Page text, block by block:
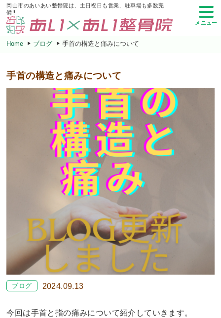
岡山市のあいあい整骨院は、土日祝日も営業、駐車場も多数完
備!!
メニュー
Home ブログ 手首の構造と痛みについて
手首の構造と痛みについて
ブログ 2024.09.13
今回は手首と指の痛みについて紹介していきます。